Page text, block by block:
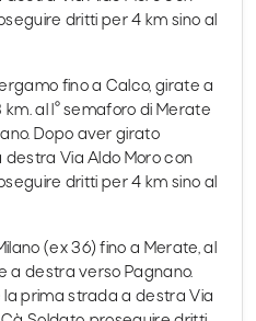
dritti per 4 km sino al
fino a Calco, girate a
al I° semaforo di Merate
Dopo aver girato
Via Aldo Moro con
dritti per 4 km sino al
(ex 36) fino a Merate, al
a destra verso Pagnano.
prima strada a destra Via